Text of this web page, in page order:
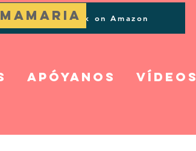
Iniciar sesión
Buy the Book on Amazon
Apóyanos vídeos